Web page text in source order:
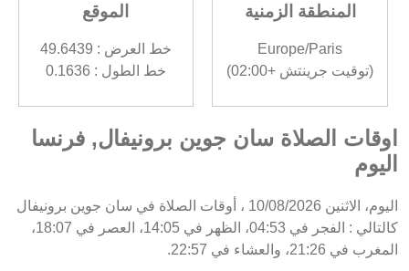
المنطقة الزمنية
Europe/Paris
(توقيت جرينتش +02:00)
الموقع
خط العرض : 49.6439
خط الطول : 0.1636
اوقات الصلاة سان جوين برونيفال, فرنسا
اليوم
اليوم، الاثنين 10/08/2026 ، أوقات الصلاة في سان جوين برونيفال
كالتالي : الفجر في 04:53، الظهر في 14:05، العصر في 18:07،
المغرب في 21:26، والعشاء في 22:57.